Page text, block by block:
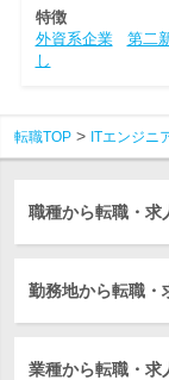
特徴
外資系企業
第二
し
転職TOP ITエンジニ
職種から転職・求
勤務地から転職・
業種から転職・求